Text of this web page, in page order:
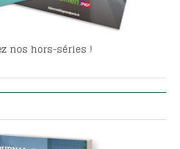
nos hors-séries !